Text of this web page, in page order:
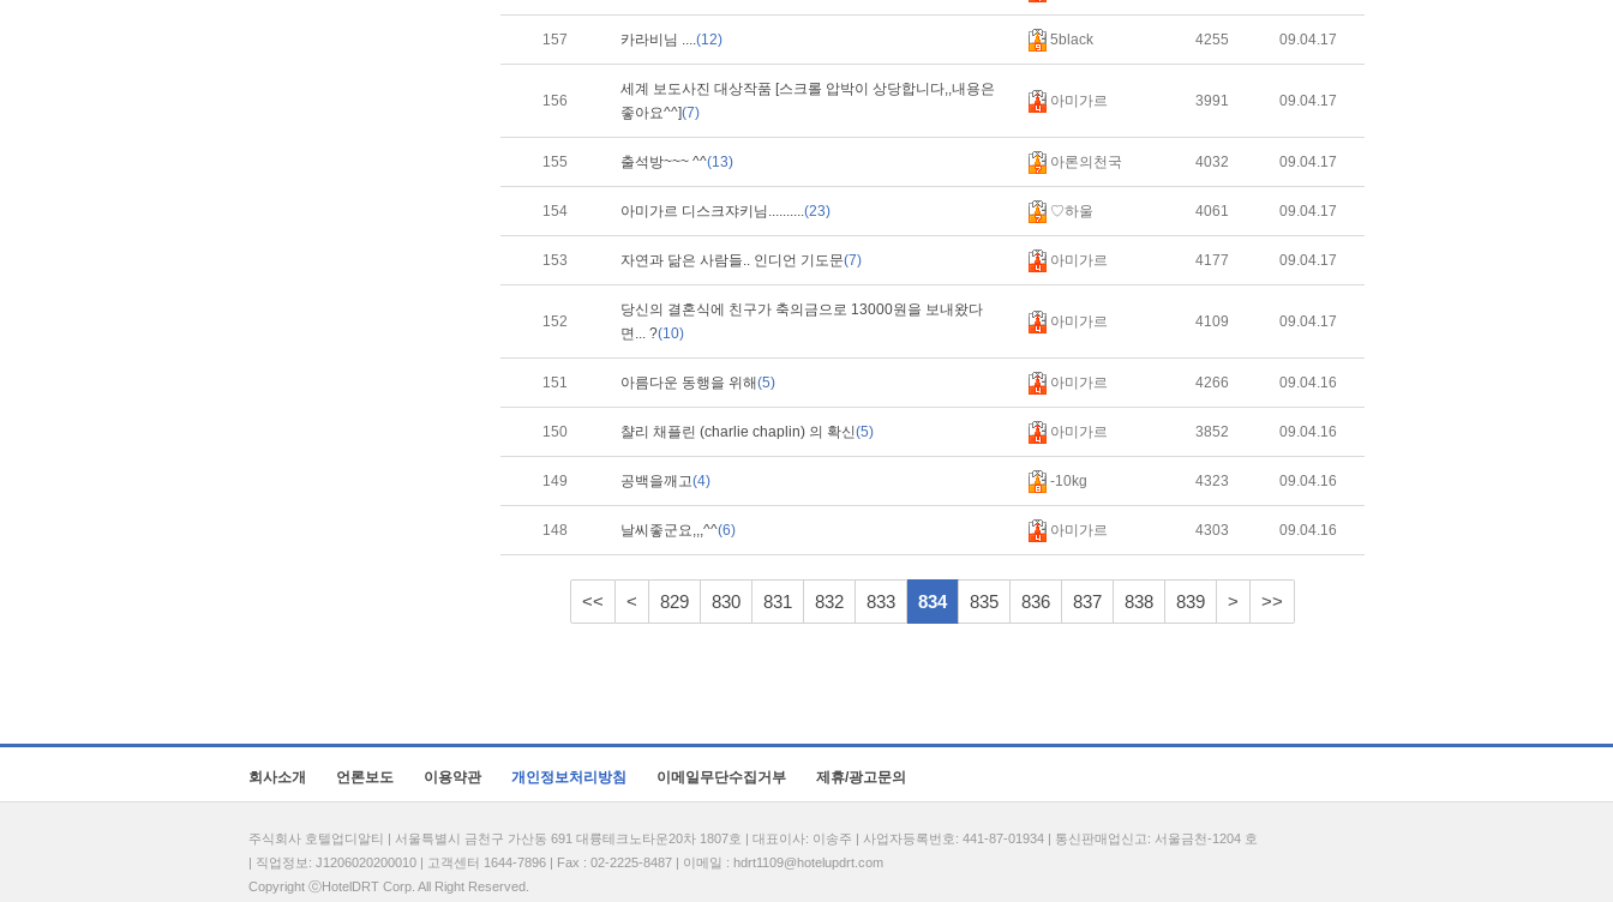
157 카라비님 ....(12) 5black 4255 09.04.17
156
세계 보도사진 대상작품 [스크롤 압박이 상당합니다,,내용은
좋아요^^](7)
아미가르 3991 09.04.17
155 출석방~~~ ^^(13) 아론의천국 4032 09.04.17
154 아미가르 디스크쟈키님..........(23) ♡하울 4061 09.04.17
153 자연과 닮은 사람들.. 인디언 기도문(7) 아미가르 4177 09.04.17
152
당신의 결혼식에 친구가 축의금으로 13000원을 보내왔다
면... ?(10)
아미가르 4109 09.04.17
151 아름다운 동행을 위해(5) 아미가르 4266 09.04.16
150 챨리 채플린 (charlie chaplin) 의 확신(5) 아미가르 3852 09.04.16
149 공백을깨고(4) -10kg 4323 09.04.16
148 날씨좋군요,,,^^(6) 아미가르 4303 09.04.16
<< < 829 830 831 832 833 834 835 836 837 838 839 > >>
회사소개 언론보도 이용약관 개인정보처리방침 이메일무단수집거부 제휴/광고문의
주식회사 호텔업디알티 | 서울특별시 금천구 가산동 691 대륭테크노타운20차 1807호 | 대표이사: 이송주 | 사업자등록번호: 441-87-01934 | 통신판매업신고: 서울금천-1204 호
| 직업정보: J1206020200010 | 고객센터 1644-7896 | Fax : 02-2225-8487 | 이메일 : hdrt1109@hotelupdrt.com
Copyright ⓒHotelDRT Corp. All Right Reserved.